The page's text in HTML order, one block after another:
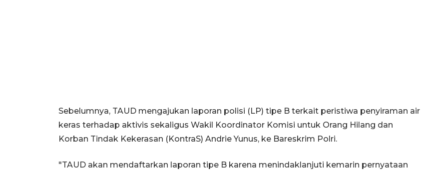
Sebelumnya, TAUD mengajukan laporan polisi (LP) tipe B terkait peristiwa penyiraman air
keras terhadap aktivis sekaligus Wakil Koordinator Komisi untuk Orang Hilang dan
Korban Tindak Kekerasan (KontraS) Andrie Yunus, ke Bareskrim Polri.
"TAUD akan mendaftarkan laporan tipe B karena menindaklanjuti kemarin pernyataan